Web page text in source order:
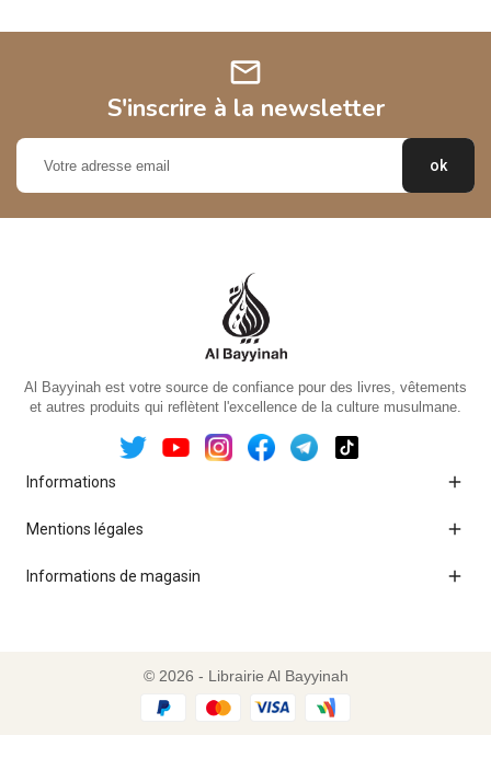
mail
S'inscrire à la newsletter
Al Bayyinah est votre source de confiance pour des livres, vêtements
et autres produits qui reflètent l'excellence de la culture musulmane.
Informations 
Mentions légales 
Informations de magasin 
© 2026 - Librairie Al Bayyinah